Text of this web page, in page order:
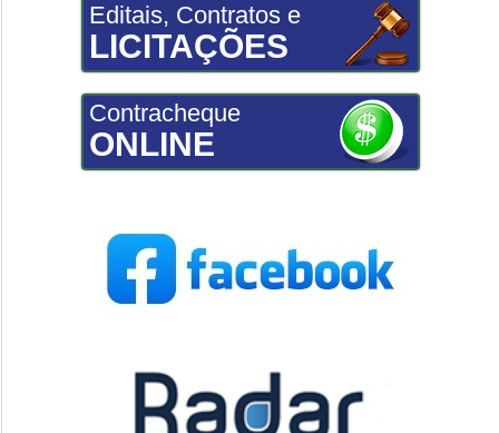
Editais, Contratos e
LICITAÇÕES
Contracheque
ONLINE